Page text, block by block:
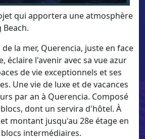
qui apportera une atmosphère
la mer, Querencia, juste en face
éclaire l'avenir avec sa vue azur
de vie exceptionnels et ses
Une vie de luxe et de vacances
par an à Querencia. Composé
dont un servira d'hôtel. À
montant jusqu'au 28e étage en
intermédiaires.